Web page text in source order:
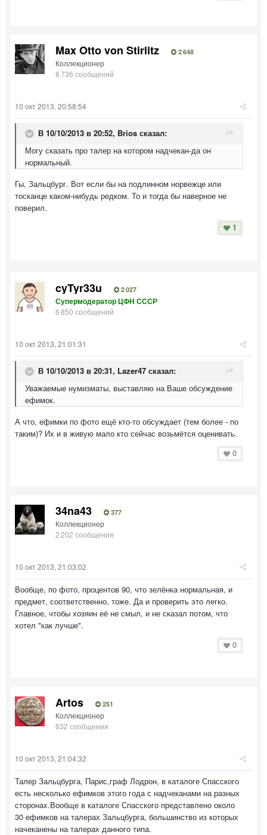
Max Otto von Stirlitz 2 648
Коллекционер
8 736 сообщений
10 окт 2013, 20:58:54
В 10/10/2013 в 20:52, Brios сказал:
Могу сказать про талер на котором надчекан-да он
нормальный.
Гы, Зальцбург. Вот если бы на подлинном норвежце или
тосканце каком-нибудь редком. То и тогда бы наверное не
поверил.
1
cyTyr33u 2 027
Супермодератор ЦФН СССР
6 850 сообщений
10 окт 2013, 21:01:31
В 10/10/2013 в 20:31, Lazer47 сказал:
Уважаемые нумизматы, выставляю на Ваше обсуждение
ефимок.
А что, ефимки по фото ещё кто-то обсуждает (тем более - по
таким)? Их и в живую мало кто сейчас возьмётся оценивать.
0
34na43 377
Коллекционер
2 202 сообщения
10 окт 2013, 21:03:02
Вообще, по фото, процентов 90, что зелёнка нормальная, и
предмет, соответственно, тоже. Да и проверить это легко.
Главное, чтобы хозяин её не смыл, и не сказал потом, что
хотел "как лучше".
0
Artos 251
Коллекционер
632 сообщения
10 окт 2013, 21:04:32
Талер Зальцбурга, Парис,граф Лодрон, в каталоге Спасского
есть несколько ефимков этого года с надчеканами на разных
сторонах.Вообще в каталоге Спасского представлено около
30 ефимков на талерах Зальцбурга, большинство из которых
начеканены на талерах данного типа.